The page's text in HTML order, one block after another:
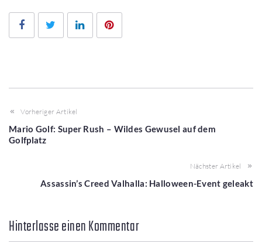
FacebookTwitter LinkedIn
Vorheriger Artikel
Mario Golf: Super Rush – Wildes Gewusel auf dem
Golfplatz
Nächster Artikel
Assassin’s Creed Valhalla: Halloween-Event geleakt
Hinterlasse einen Kommentar